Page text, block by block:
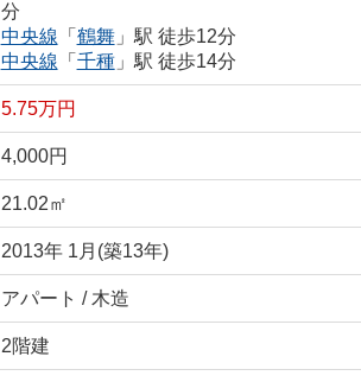
分
中央線 「 鶴舞」駅 徒歩12分
中央線 「 千種」駅 徒歩14分
5.75万円
4,000円
21.02㎡
2013年 1月(築13年)
アパート / 木造
2階建